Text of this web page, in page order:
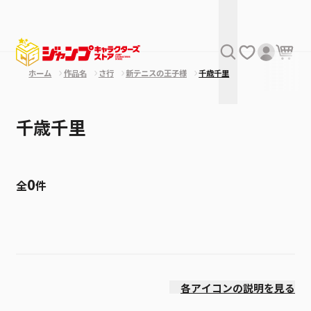
ホーム 作品名 さ行 新テニスの王子様 千歳千里
千歳千里
全0件
各アイコンの説明を見る